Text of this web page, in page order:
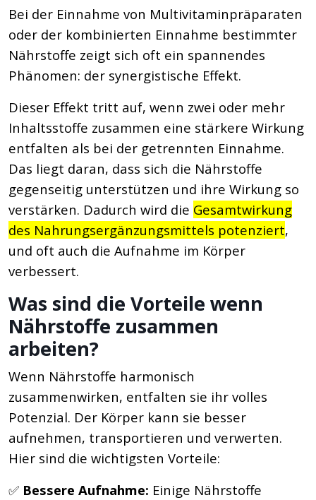
Bei der Einnahme von Multivitaminpräparaten
oder der kombinierten Einnahme bestimmter
Nährstoffe zeigt sich oft ein spannendes
Phänomen: der synergistische Effekt.
Dieser Effekt tritt auf, wenn zwei oder mehr
Inhaltsstoffe zusammen eine stärkere Wirkung
entfalten als bei der getrennten Einnahme.
Das liegt daran, dass sich die Nährstoffe
gegenseitig unterstützen und ihre Wirkung so
verstärken. Dadurch wird die Gesamtwirkung
des Nahrungsergänzungsmittels potenziert,
und oft auch die Aufnahme im Körper
verbessert.
Was sind die Vorteile wenn
Nährstoffe zusammen
arbeiten?
Wenn Nährstoffe harmonisch
zusammenwirken, entfalten sie ihr volles
Potenzial. Der Körper kann sie besser
aufnehmen, transportieren und verwerten.
Hier sind die wichtigsten Vorteile:
✅ Bessere Aufnahme: Einige Nährstoffe